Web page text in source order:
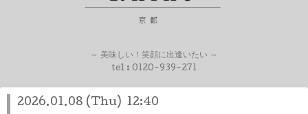
～ 美味しい！笑顔に出逢いたい ～
tel : 0120-939-271
2026.01.08 (Thu) 12:40